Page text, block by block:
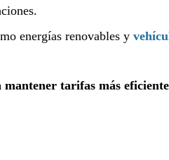
energías renovables y
tarifas más